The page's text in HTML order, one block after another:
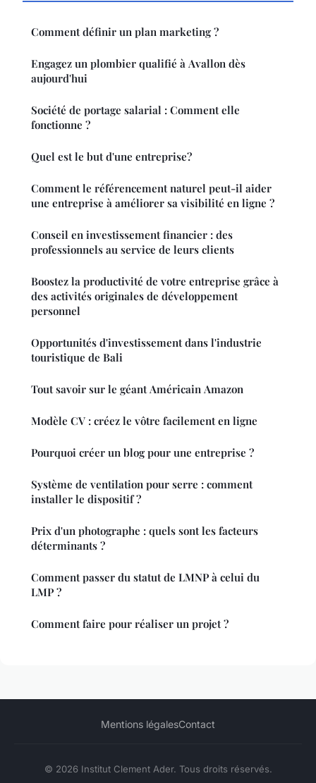
Comment définir un plan marketing ?
Engagez un plombier qualifié à Avallon dès
aujourd'hui
Société de portage salarial : Comment elle
fonctionne ?
Quel est le but d'une entreprise?
Comment le référencement naturel peut-il aider
une entreprise à améliorer sa visibilité en ligne ?
Conseil en investissement financier : des
professionnels au service de leurs clients
Boostez la productivité de votre entreprise grâce à
des activités originales de développement
personnel
Opportunités d'investissement dans l'industrie
touristique de Bali
Tout savoir sur le géant Américain Amazon
Modèle CV : créez le vôtre facilement en ligne
Pourquoi créer un blog pour une entreprise ?
Système de ventilation pour serre : comment
installer le dispositif ?
Prix d'un photographe : quels sont les facteurs
déterminants ?
Comment passer du statut de LMNP à celui du
LMP ?
Comment faire pour réaliser un projet ?
Mentions légalesContact
© 2026 Institut Clement Ader. Tous droits réservés.